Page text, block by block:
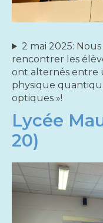
2 mai 2025:
rencontrer les
ont alternés entre
physique
optiques »!
Lycée
20)